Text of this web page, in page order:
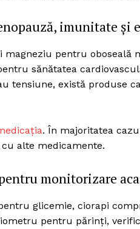
imunitate și
magneziu pentru
sănătatea
tensiune, există produse
. În majoritatea
alte medicamente.
monitorizare
glicemie, ciorapi
pentru părinți,